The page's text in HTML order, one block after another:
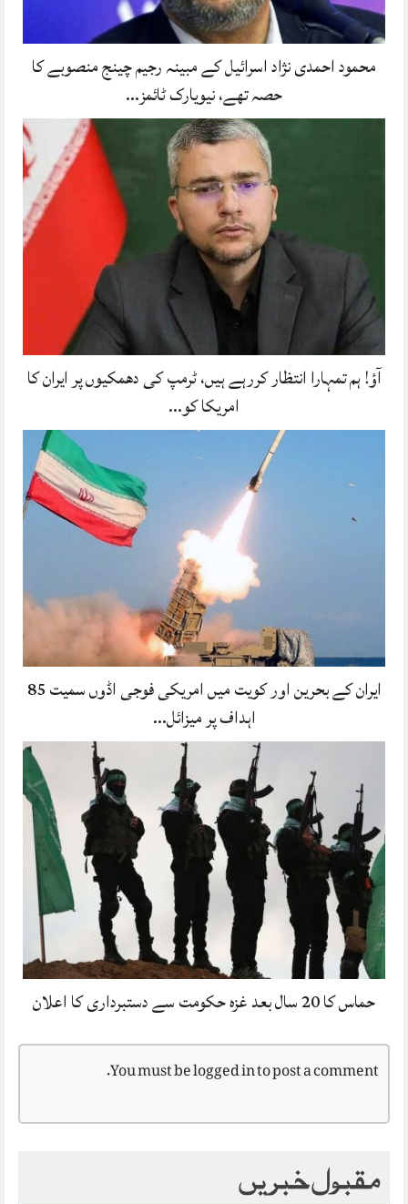
محمود احمدی نژاد اسرائیل کے مبینہ رجیم چینج منصوبے کا
حصہ تھے، نیویارک ٹائمز…
آؤ! ہم تمہارا انتظار کررہے ہیں، ٹرمپ کی دھمکیوں پر ایران کا
امریکا کو…
ایران کے بحرین اور کویت میں امریکی فوجی اڈوں سمیت 85
اہداف پر میزائل…
حماس کا 20 سال بعد غزہ حکومت سے دستبرداری کا اعلان
You must belogged into post a comment.
مقبول خبریں